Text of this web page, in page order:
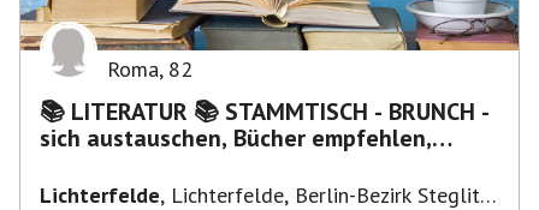
Roma, 82
📚 LITERATUR 📚 STAMMTISCH - BRUNCH -
sich austauschen, Bücher empfehlen,
Lichterfelde, Lichterfelde, Berlin-Bezirk Steglitz-